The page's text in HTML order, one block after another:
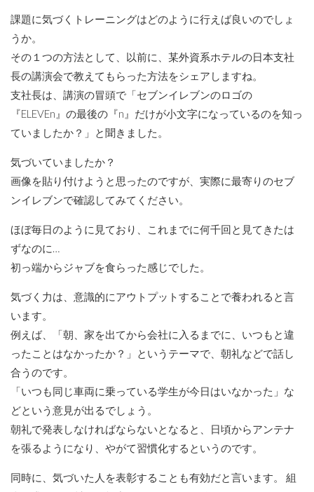
課題に気づくトレーニングはどのように行えば良いのでしょ
うか。
その１つの方法として、以前に、某外資系ホテルの日本支社
長の講演会で教えてもらった方法をシェアしますね。
支社長は、講演の冒頭で「セブンイレブンのロゴの
『ELEVEn』の最後の『n』だけが小文字になっているのを知っ
ていましたか？」と聞きました。
気づいていましたか？
画像を貼り付けようと思ったのですが、実際に最寄りのセブ
ンイレブンで確認してみてください。
ほぼ毎日のように見ており、これまでに何千回と見てきたは
ずなのに…
初っ端からジャブを食らった感じでした。
気づく力は、意識的にアウトプットすることで養われると言
います。
例えば、「朝、家を出てから会社に入るまでに、いつもと違
ったことはなかったか？」というテーマで、朝礼などで話し
合うのです。
「いつも同じ車両に乗っている学生が今日はいなかった」な
どという意見が出るでしょう。
朝礼で発表しなければならないとなると、日頃からアンテナ
を張るようになり、やがて習慣化するというのです。
同時に、気づいた人を表彰することも有効だと言います。 組